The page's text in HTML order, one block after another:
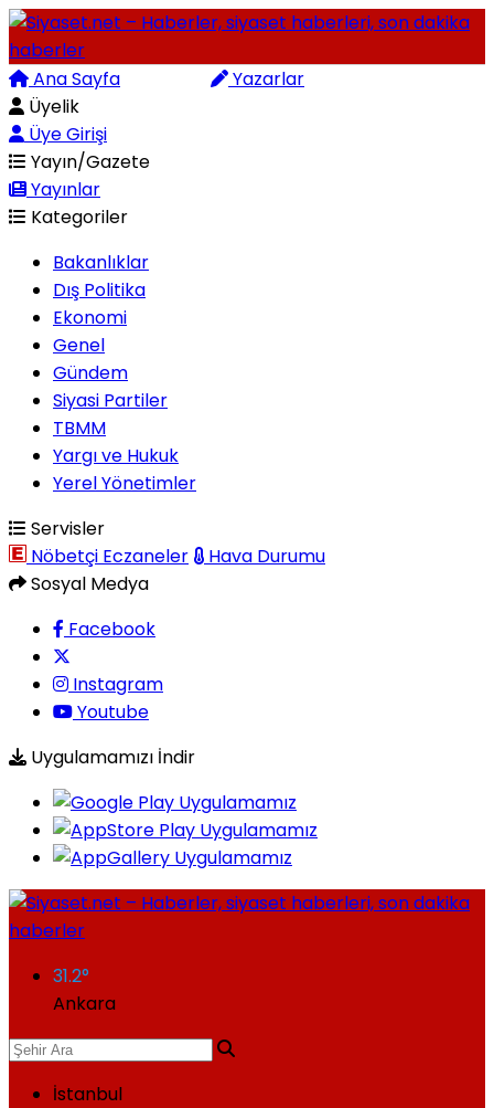
Ana Sayfa
Yazarlar
Üyelik
Üye Girişi
Yayın/Gazete
Yayınlar
Kategoriler
Bakanlıklar
Dış Politika
Ekonomi
Genel
Gündem
Siyasi Partiler
TBMM
Yargı ve Hukuk
Yerel Yönetimler
Servisler
Nöbetçi Eczaneler
Hava Durumu
Sosyal Medya
Facebook
Instagram
Youtube
Uygulamamızı İndir
31.2°
Ankara
İstanbul